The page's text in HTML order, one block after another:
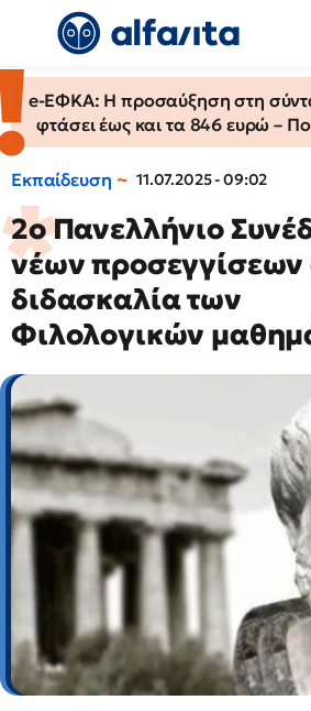
e-ΕΦΚΑ: Η προσαύξηση στη
φτάσει έως και τα 846 ευρώ –
Εκπαίδευση 11.07.2025 - 09:02
2ο Πανελλήνιο
νέων προσεγγίσεων
διδασκαλία των
Φιλολογικών